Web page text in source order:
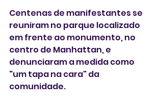
Centenas de manifestantes se
reuniram no parque localizado
em frente ao monumento, no
centro de Manhattan, e
denunciaram a medida como
"um tapa na cara" da
comunidade.